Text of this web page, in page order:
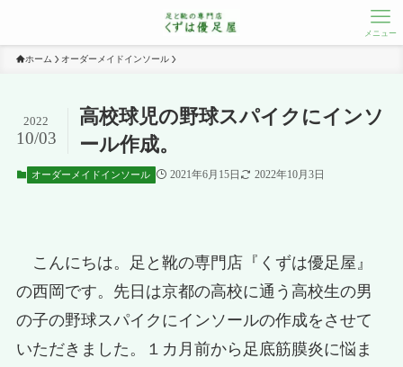
メニュー
ホーム オーダーメイドインソール
高校球児の野球スパイクにインソ
ール作成。
2022
10/03
オーダーメイドインソール 2021年6月15日 2022年10月3日
こんにちは。足と靴の専門店『くずは優足屋』
の西岡です。先日は京都の高校に通う高校生の男
の子の野球スパイクにインソールの作成をさせて
いただきました。１カ月前から足底筋膜炎に悩ま